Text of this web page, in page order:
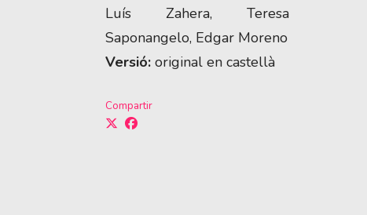
Luís Zahera, Teresa
Saponangelo, Edgar Moreno
Versió: original en castellà
Compartir